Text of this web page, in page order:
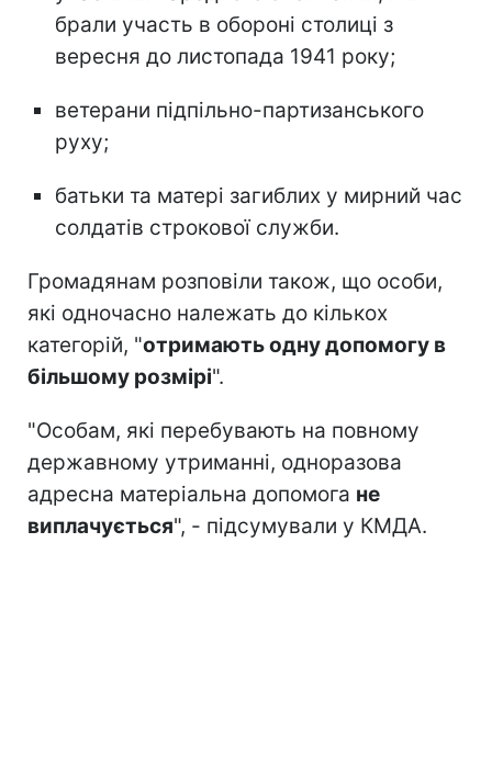
брали участь в обороні столиці з
вересня до листопада 1941 року;
ветерани підпільно-партизанського
руху;
батьки та матері загиблих у мирний час
солдатів строкової служби.
Громадянам розповіли також, що особи,
які одночасно належать до кількох
категорій, "отримають одну допомогу в
більшому розмірі".
"Особам, які перебувають на повному
державному утриманні, одноразова
адресна матеріальна допомога не
виплачується", - підсумували у КМДА.